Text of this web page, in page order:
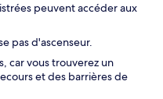
peuvent accéder aux
pas d'ascenseur.
car vous trouverez un
et des barrières de